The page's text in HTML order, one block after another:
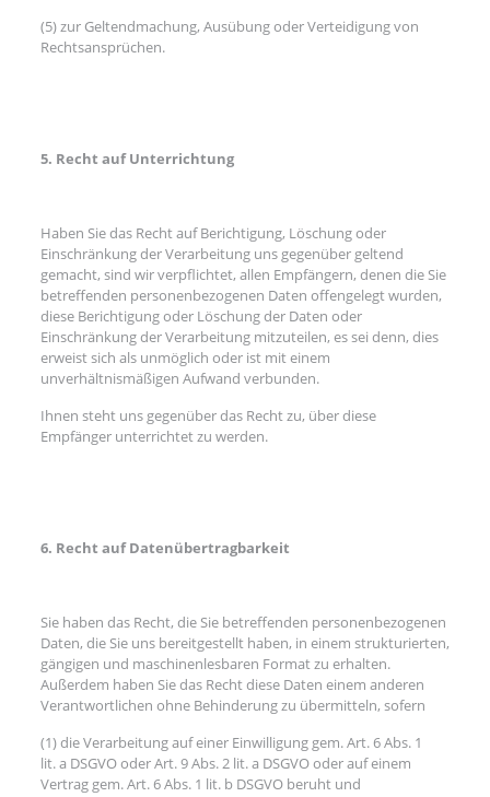
(5) zur Geltendmachung, Ausübung oder Verteidigung von
Rechtsansprüchen.
5. Recht auf Unterrichtung
Haben Sie das Recht auf Berichtigung, Löschung oder
Einschränkung der Verarbeitung uns gegenüber geltend
gemacht, sind wir verpflichtet, allen Empfängern, denen die Sie
betreffenden personenbezogenen Daten offengelegt wurden,
diese Berichtigung oder Löschung der Daten oder
Einschränkung der Verarbeitung mitzuteilen, es sei denn, dies
erweist sich als unmöglich oder ist mit einem
unverhältnismäßigen Aufwand verbunden.
Ihnen steht uns gegenüber das Recht zu, über diese
Empfänger unterrichtet zu werden.
6. Recht auf Datenübertragbarkeit
Sie haben das Recht, die Sie betreffenden personenbezogenen
Daten, die Sie uns bereitgestellt haben, in einem strukturierten,
gängigen und maschinenlesbaren Format zu erhalten.
Außerdem haben Sie das Recht diese Daten einem anderen
Verantwortlichen ohne Behinderung zu übermitteln, sofern
(1) die Verarbeitung auf einer Einwilligung gem. Art. 6 Abs. 1
lit. a DSGVO oder Art. 9 Abs. 2 lit. a DSGVO oder auf einem
Vertrag gem. Art. 6 Abs. 1 lit. b DSGVO beruht und